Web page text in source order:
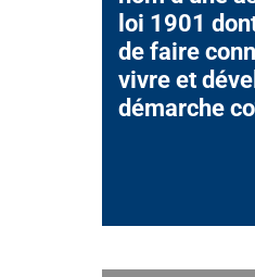
loi 1901
de faire
vivre et
démarche